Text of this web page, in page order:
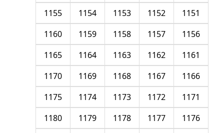
1151
1152
1153
1154
1155
1156
1157
1158
1159
1160
1161
1162
1163
1164
1165
1166
1167
1168
1169
1170
1171
1172
1173
1174
1175
1176
1177
1178
1179
1180